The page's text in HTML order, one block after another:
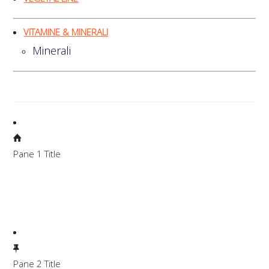
VITAMINE & MINERALI
Minerali
Pane 1 Title
Pane 2 Title